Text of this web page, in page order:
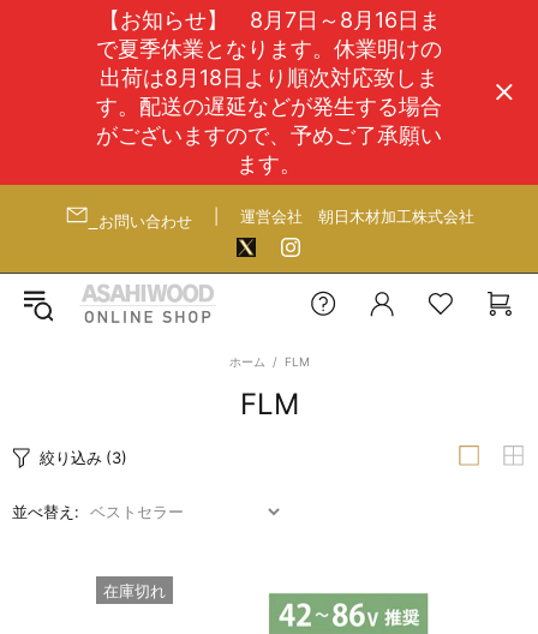
【お知らせ】 8月7日～8月16日ま
で夏季休業となります。休業明けの
出荷は8月18日より順次対応致しま
す。配送の遅延などが発生する場合
がございますので、予めご了承願い
ます。
お問い合わせ 運営会社 朝日木材加工株式会社
ホーム FLM
FLM
絞り込み (3)
並べ替え:
在庫切れ